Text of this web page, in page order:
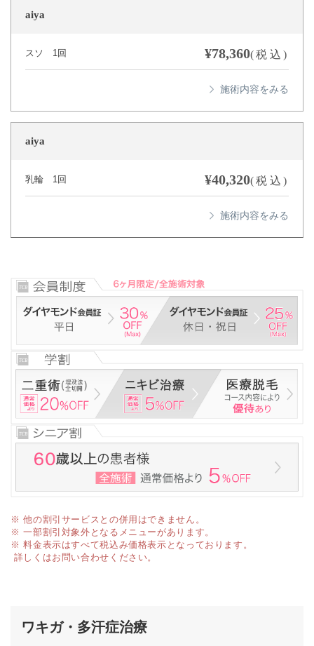
aiya
スソ 1回 ¥78,360(税込)
aiya
乳輪 1回 ¥40,320(税込)
※ 他の割引サービスとの併用はできません。
※ 一部割引対象外となるメニューがあります。
※ 料金表示はすべて税込み価格表示となっております。
詳しくはお問い合わせください。
ワキガ・多汗症治療